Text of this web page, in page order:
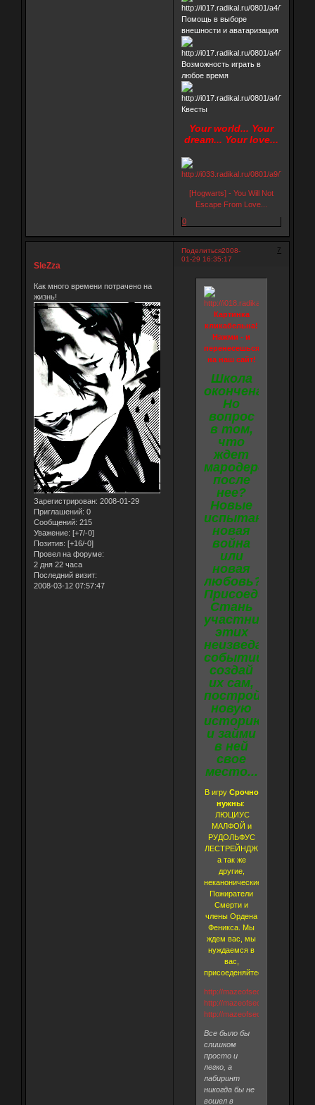
Помощь в выборе
внешности и аватаризация
Возможность играть в
любое время
Квесты
Your world... Your
dream... Your love...
[Hogwarts] - You Will Not
Escape From Love...
0
Поделиться 7
2008-
01-29 16:35:17
SleZza
Как много времени потрачено на
жизнь!
Зарегистрирован: 2008-01-29
Приглашений: 0
Сообщений: 215
Уважение: [+7/-0]
Позитив: [+16/-0]
Провел на форуме:
2 дня 22 часа
Последний визит:
2008-03-12 07:57:47
Картинка
кликабельна!
Нажми - и
перенесешься
на наш сайт!
Школа
окончена.
Но
вопрос
в том,
что
ждет
мародеров
после
нее?
Новые
испытания,
новая
война
или
новая
любовь?..
Присоединяйся.
Стань
участником
этих
неизведанных
событий,
создай
их сам,
построй
новую
историю
и займи
в ней
свое
место...
В игру Срочно
нужны:
ЛЮЦИУС
МАЛФОЙ и
РУДОЛЬФУС
ЛЕСТРЕЙНДЖ
а так же
другие,
неканонические
Пожиратели
Смерти и
члены Ордена
Феникса. Мы
ждем вас, мы
нуждаемся в
вас,
присоеденяйтесь!
http://mazeofsecrets.webtalk.ru
http://mazeofsecrets.webtalk.ru
http://mazeofsecrets.webtalk.ru
Все было бы
слишком
просто и
легко, а
лабиринт
никогда бы не
вошел в